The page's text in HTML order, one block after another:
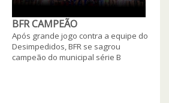
BFR CAMPEÃO
Após grande jogo contra a equipe do
Desimpedidos, BFR se sagrou
campeão do municipal série B